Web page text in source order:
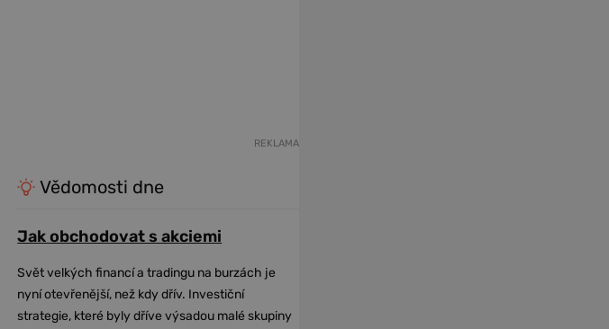
REKLAMA
Vědomosti dne
Jak obchodovat s akciemi
Svět velkých financí a tradingu na burzách je
nyní otevřenější, než kdy dřív. Investiční
strategie, které byly dříve výsadou malé skupiny